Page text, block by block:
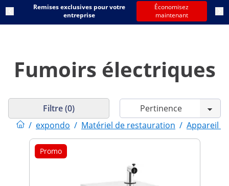
Remises exclusives pour votre
entreprise
Économisez
maintenant
Fumoirs électriques
/ expondo / Matériel de restauration / Appareil
Filtre (0)
Promo